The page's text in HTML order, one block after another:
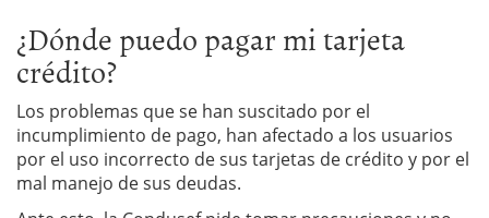
¿Dónde puedo pagar mi tarjeta
crédito?
Los problemas que se han suscitado por el
incumplimiento de pago, han afectado a los usuarios
por el uso incorrecto de sus tarjetas de crédito y por el
mal manejo de sus deudas.